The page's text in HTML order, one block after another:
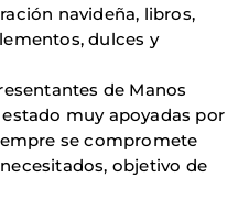
navideña, libros,
dulces y
de Manos
muy apoyadas por
se compromete
objetivo de